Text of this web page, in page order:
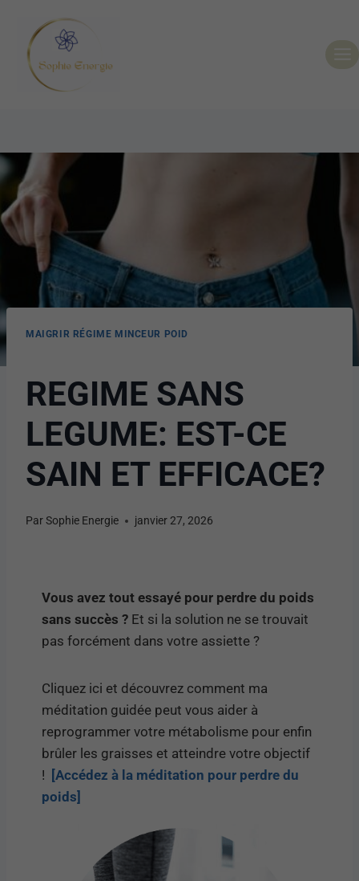
MAIGRIR RÉGIME MINCEUR POID
REGIME SANS
LEGUME: EST-CE
SAIN ET EFFICACE?
ParSophie Energie janvier 27, 2026
Vous avez tout essayé pour perdre du poids
sans succès ? Et si la solution ne se trouvait
pas forcément dans votre assiette ?
Cliquez ici et découvrez comment ma
méditation guidée peut vous aider à
reprogrammer votre métabolisme pour enfin
brûler les graisses et atteindre votre objectif
! [Accédez à la méditation pour perdre du
poids]